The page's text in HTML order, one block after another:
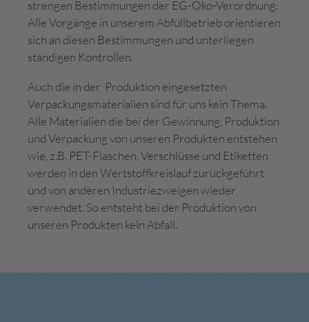
strengen Bestimmungen der EG-Öko-Verordnung.
Alle Vorgänge in unserem Abfüllbetrieb orientieren
sich an diesen Bestimmungen und unterliegen
ständigen Kontrollen.
Auch die in der Produktion eingesetzten
Verpackungsmaterialien sind für uns kein Thema.
Alle Materialien die bei der Gewinnung, Produktion
und Verpackung von unseren Produkten entstehen
wie, z.B. PET-Flaschen, Verschlüsse und Etiketten
werden in den Wertstoffkreislauf zurückgeführt
und von anderen Industriezweigen wieder
verwendet. So entsteht bei der Produktion von
unseren Produkten kein Abfall.